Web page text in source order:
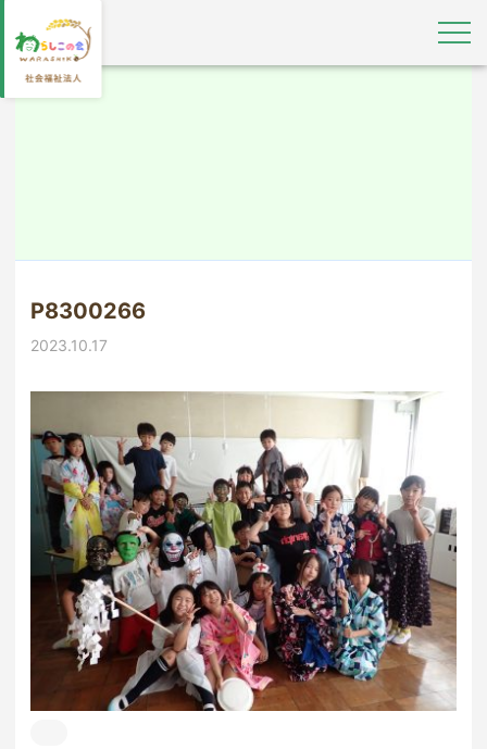
P8300266
2023.10.17